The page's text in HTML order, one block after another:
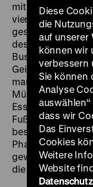
mit Jacques
vier Paare, deren
gestellt wird,
des 1. FC Köln,
Busse, Keeper
Geißbockklubs.
man ihn auch im
Müngersdorfer
Essen. Nachdem
besonders mit
Phantasieelf
gewesen sein,
die Paraden
Diese
die
auf unserer
können wir
verbessern
Sie können
Analyse
dass wir
Das
Cookies
Weitere
Website